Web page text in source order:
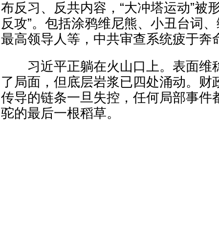
布反习、反共内容，“大冲塔运动”被
反攻”。包括涂鸦维尼熊、小丑台词
最高领导人等，中共审查系统疲于奔
习近平正躺在火山口上。表面维
了局面，但底层岩浆已四处涌动。财
传导的链条一旦失控，任何局部事件
驼的最后一根稻草。